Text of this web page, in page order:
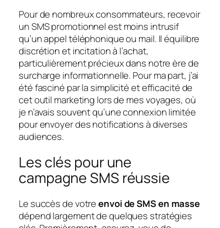
Pour de nombreux consommateurs, recevoir
un SMS promotionnel est moins intrusif
qu’un appel téléphonique ou mail. Il équilibre
discrétion et incitation à l’achat,
particulièrement précieux dans notre ère de
surcharge informationnelle. Pour ma part, j’ai
été fasciné par la simplicité et efficacité de
cet outil marketing lors de mes voyages, où
je n’avais souvent qu’une connexion limitée
pour envoyer des notifications à diverses
audiences.
Les clés pour une
campagne SMS réussie
Le succès de votreenvoi de SMS en masse
dépend largement de quelques stratégies